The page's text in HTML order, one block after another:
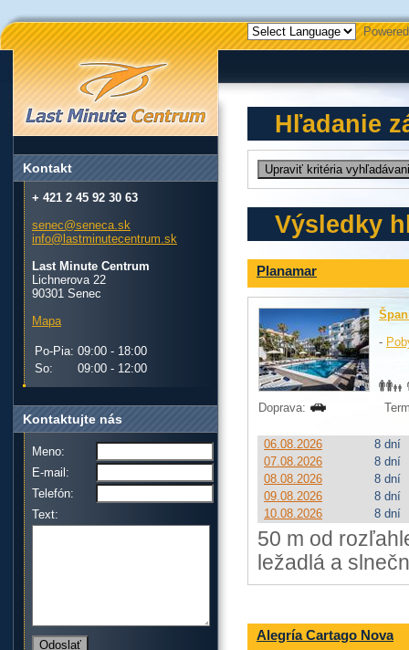
Hľadanie
Výsledky
Planamar
-
Doprava:
06.08.2026
8 dní
07.08.2026
8 dní
08.08.2026
8 dní
09.08.2026
8 dní
10.08.2026
8 dní
50 m od
ležadlá a
Alegría Cartago Nova
Kontakt
+ 421 2 45 92 30 63
senec@seneca.sk
info@lastminutecentrum.sk
Last Minute Centrum
Lichnerova 22
90301 Senec
Mapa
Po-Pia: 09:00 - 18:00
So:
09:00 - 12:00
Kontaktujte nás
Meno:
E-mail:
Telefón:
Text: